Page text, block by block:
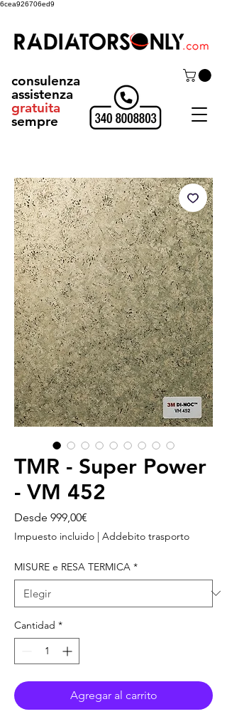
6cea926706ed9
consulenza
assistenza
gratuita
sempre
TMR - Super Power
- VM 452
Desde 999,00€
de
oferta
Impuesto incluido | Addebito trasporto
MISURE e RESA TERMICA *
Cantidad *
Agregar al carrito